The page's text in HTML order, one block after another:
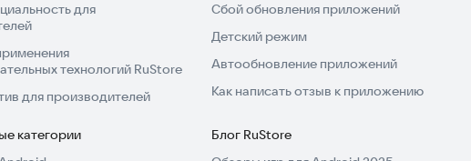
для
технологий RuStore
для производителей
Сбой обновления приложений
Детский режим
Автообновление приложений
Как написать отзыв к приложению
категории
Блог RuStore